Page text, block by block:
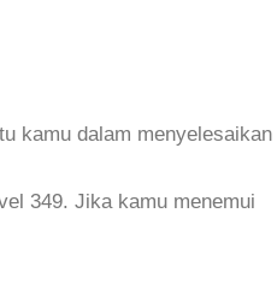
kamu dalam menyelesaikan
349. Jika kamu menemui